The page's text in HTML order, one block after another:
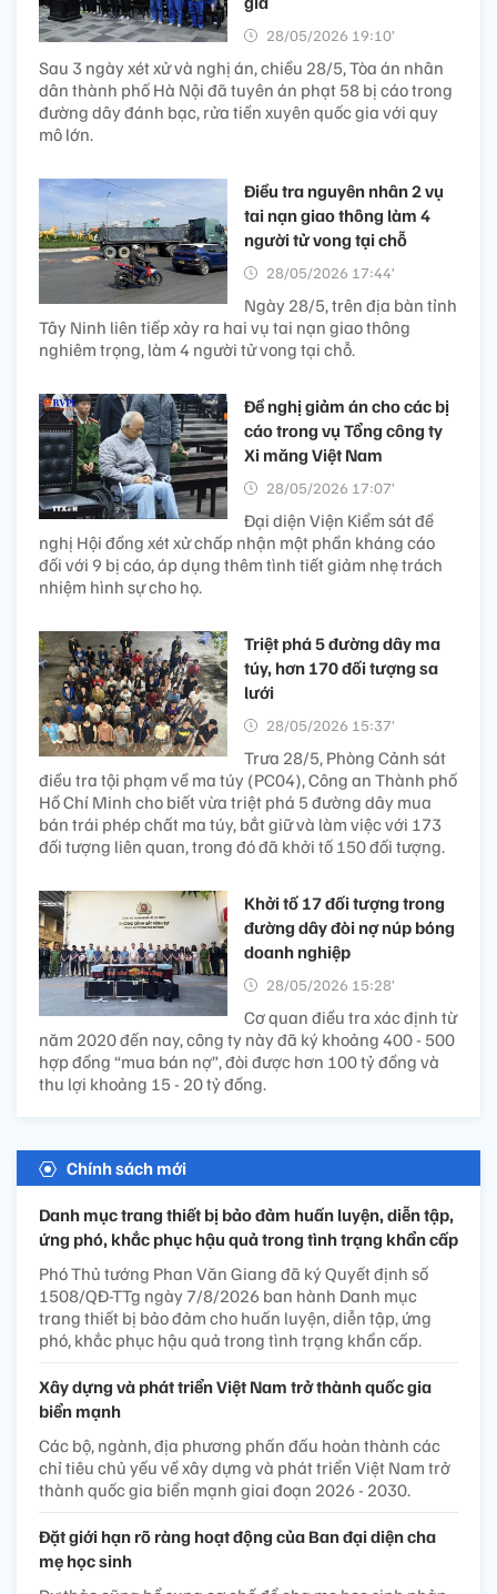
28/05/2026 19:10’
Sau 3 ngày xét xử và nghị án, chiều 28/5, Tòa án nhân
dân thành phố Hà Nội đã tuyên án phạt 58 bị cáo trong
đường dây đánh bạc, rửa tiền xuyên quốc gia với quy
mô lớn.
Điều tra nguyên nhân 2 vụ
tai nạn giao thông làm 4
người tử vong tại chỗ
28/05/2026 17:44’
Ngày 28/5, trên địa bàn tỉnh
Tây Ninh liên tiếp xảy ra hai vụ tai nạn giao thông
nghiêm trọng, làm 4 người tử vong tại chỗ.
Đề nghị giảm án cho các bị
cáo trong vụ Tổng công ty
Xi măng Việt Nam
28/05/2026 17:07’
Đại diện Viện Kiểm sát đề
nghị Hội đồng xét xử chấp nhận một phần kháng cáo
đối với 9 bị cáo, áp dụng thêm tình tiết giảm nhẹ trách
nhiệm hình sự cho họ.
Triệt phá 5 đường dây ma
túy, hơn 170 đối tượng sa
lưới
28/05/2026 15:37’
Trưa 28/5, Phòng Cảnh sát
điều tra tội phạm về ma túy (PC04), Công an Thành phố
Hồ Chí Minh cho biết vừa triệt phá 5 đường dây mua
bán trái phép chất ma túy, bắt giữ và làm việc với 173
đối tượng liên quan, trong đó đã khởi tố 150 đối tượng.
Khởi tố 17 đối tượng trong
đường dây đòi nợ núp bóng
doanh nghiệp
28/05/2026 15:28’
Cơ quan điều tra xác định từ
năm 2020 đến nay, công ty này đã ký khoảng 400 - 500
hợp đồng “mua bán nợ”, đòi được hơn 100 tỷ đồng và
thu lợi khoảng 15 - 20 tỷ đồng.
Chính sách mới
Danh mục trang thiết bị bảo đảm huấn luyện, diễn tập,
ứng phó, khắc phục hậu quả trong tình trạng khẩn cấp
Phó Thủ tướng Phan Văn Giang đã ký Quyết định số
1508/QĐ-TTg ngày 7/8/2026 ban hành Danh mục
trang thiết bị bảo đảm cho huấn luyện, diễn tập, ứng
phó, khắc phục hậu quả trong tình trạng khẩn cấp.
Xây dựng và phát triển Việt Nam trở thành quốc gia
biển mạnh
Các bộ, ngành, địa phương phấn đấu hoàn thành các
chỉ tiêu chủ yếu về xây dựng và phát triển Việt Nam trở
thành quốc gia biển mạnh giai đoạn 2026 - 2030.
Đặt giới hạn rõ ràng hoạt động của Ban đại diện cha
mẹ học sinh